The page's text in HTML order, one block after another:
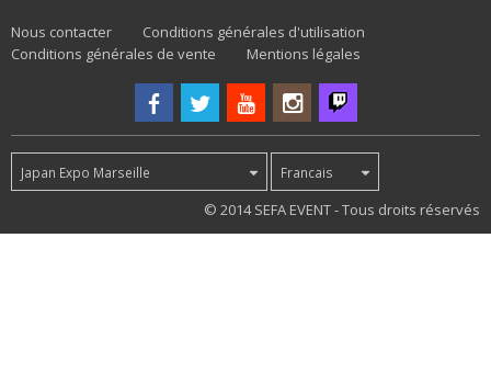
Nous contacter
Conditions générales d'utilisation
Conditions générales de vente
Mentions légales
Japan Expo Marseille Francais
© 2014 SEFA EVENT - Tous droits réservés